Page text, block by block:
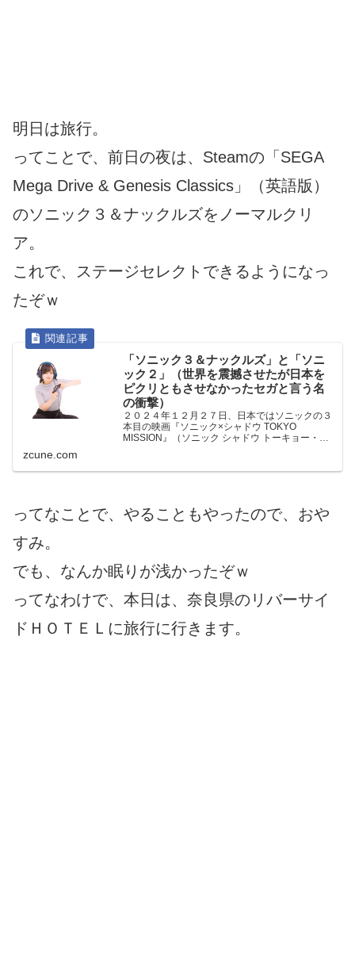
明日は旅行。
ってことで、前日の夜は、Steamの「SEGA
Mega Drive & Genesis Classics」（英語版）
のソニック３＆ナックルズをノーマルクリ
ア。
これで、ステージセレクトできるようになっ
たぞｗ
「ソニック３＆ナックルズ」と「ソニ
ック２」（世界を震撼させたが日本を
ピクリともさせなかったセガと言う名
の衝撃）
２０２４年１２月２７日、日本ではソニックの３
本目の映画『ソニック×シャドウ TOKYO
MISSION』（ソニック シャドウ トーキョー・ミ
zcune.com
ってなことで、やることもやったので、おや
すみ。
でも、なんか眠りが浅かったぞｗ
ってなわけで、本日は、奈良県のリバーサイ
ドＨＯＴＥＬに旅行に行きます。